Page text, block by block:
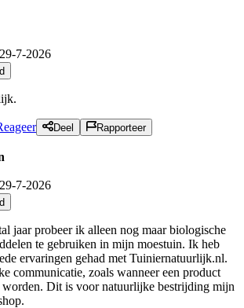
29-7-2026
Deel Rapporteer
29-7-2026
jaar probeer ik alleen nog maar biologische
te gebruiken in mijn moestuin. Ik heb
ervaringen gehad met Tuiniernatuurlijk.nl.
communicatie, zoals wanneer een product
worden. Dit is voor natuurlijke bestrijding mijn